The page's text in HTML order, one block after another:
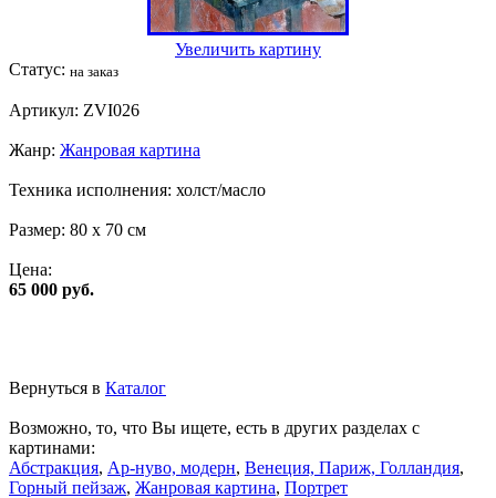
Увеличить картину
Статус: на заказ
Артикул: ZVI026
Жанр: Жанровая картина
Техника исполнения: холст/масло
Размер: 80 x 70 см
Цена:
65 000 руб.
Вернуться в Каталог
Возможно, то, что Вы ищете, есть в других разделах с
картинами:
Абстракция, Ар-нуво, модерн, Венеция, Париж, Голландия,
Горный пейзаж, Жанровая картина, Портрет